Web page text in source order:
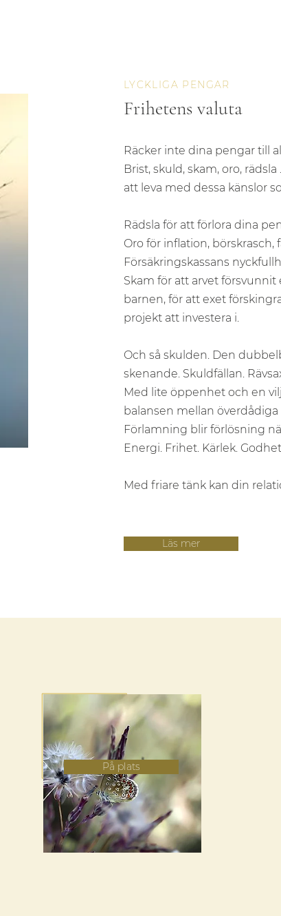
LYCKLIGA PENGAR
Frihetens valuta
Räcker inte dina pengar till
Brist, skuld, skam, oro,
att leva med dessa känslor
Rädsla för att förlora dina
Oro för inflation,
Försäkringskassans
Skam för att arvet försvunnit
barnen, för att exet
projekt att investera i.
Och så skulden. Den
skenande. Skuldfällan.
Med lite öppenhet och en
balansen mellan
Förlamning blir förlösning
Energi. Frihet. Kärlek.
Med friare tänk kan din
Läs mer
På plats